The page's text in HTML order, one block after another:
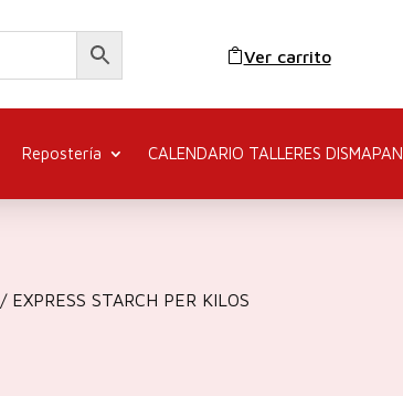
Ver carrito
Repostería CALENDARIO TALLERES DISMAPAN
/ EXPRESS STARCH PER KILOS